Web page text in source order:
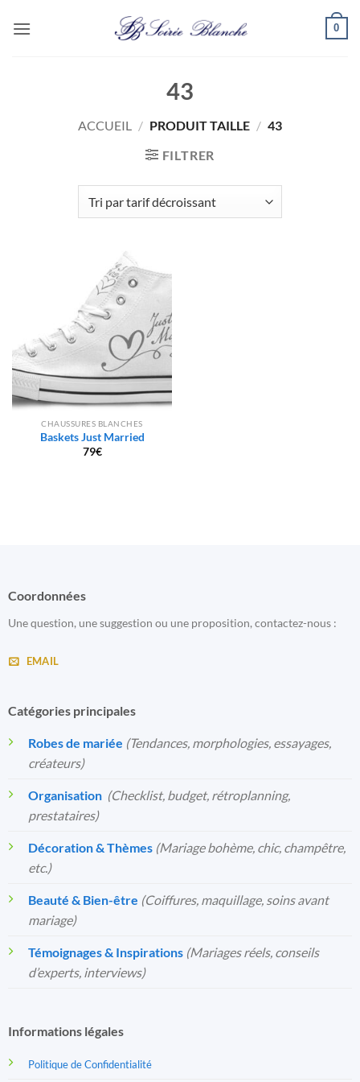
0
43
ACCUEIL / PRODUIT TAILLE / 43
FILTRER
CHAUSSURES BLANCHES
Baskets Just Married
79€
Coordonnées
Une question, une suggestion ou une proposition, contactez-nous :
EMAIL
Catégories principales
Robes de mariée (Tendances, morphologies, essayages,
créateurs)
Organisation️ (Checklist, budget, rétroplanning,
prestataires)
Décoration & Thèmes (Mariage bohème, chic, champêtre,
etc.)
Beauté & Bien-être (Coiffures, maquillage, soins avant
mariage)
Témoignages & Inspirations (Mariages réels, conseils
d’experts, interviews)
Informations légales
Politique de Confidentialité